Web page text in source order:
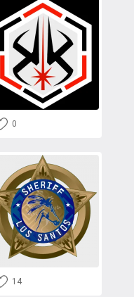
0
14